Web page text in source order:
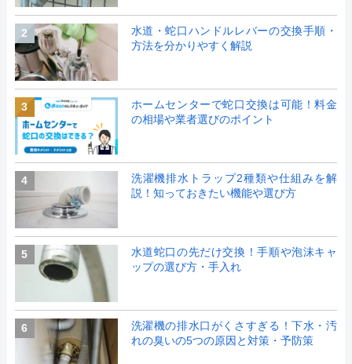
2
水道・蛇口ハンドルレバーの交換手順・
方法を分かりやすく解説
3
ホームセンターで蛇口交換は可能！料金
の相場や業者選びのポイント
4
洗濯機排水トラップ2種類や仕組みを解
説！知っておきたい機能や選び方
5
水道蛇口の先だけ交換！手順や泡沫キャ
ップの選び方・手入れ
6
洗濯機の排水口がくさすぎる！下水・汚
れの臭いの5つの原因と対策・予防策